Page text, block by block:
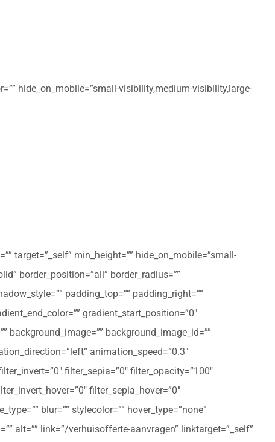
hide_on_mobile=”small-visibility,medium-visibility,large-
target=”_self” min_height=”” hide_on_mobile=”small-
border_position=”all” border_radius=””
padding_top=”” padding_right=””
gradient_start_position=”0″
background_image=”” background_image_id=””
animation_speed=”0.3″
filter_sepia=”0″ filter_opacity=”100″
filter_sepia_hover=”0″
blur=”” stylecolor=”” hover_type=”none”
alt=”” link=”/verhuisofferte-aanvragen” linktarget=”_self”